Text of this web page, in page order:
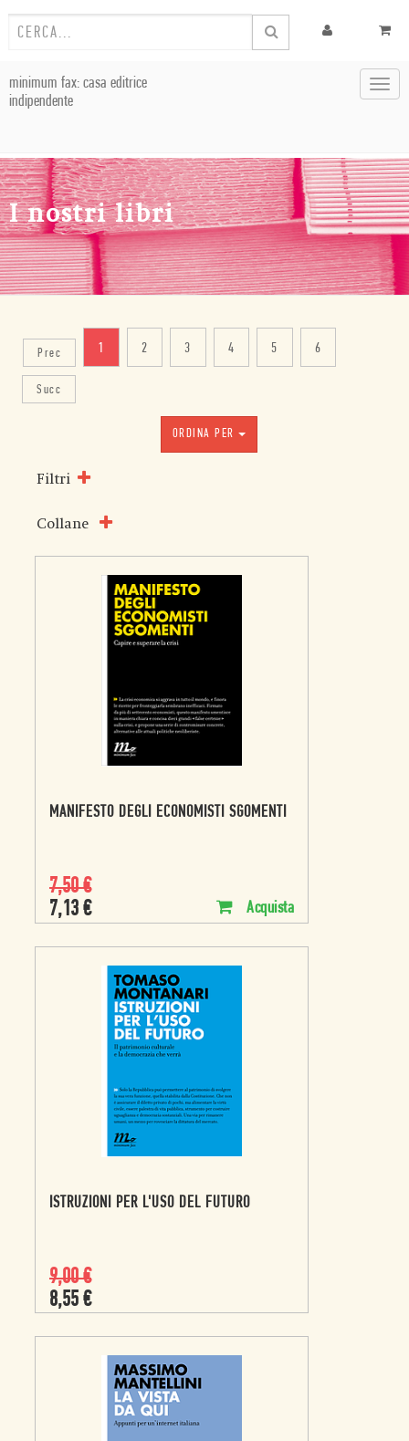
minimum fax: casa editrice
indipendente
I nostri libri
Prec 1 2 3 4 5 6
Succ
ORDINA PER
Filtri
Collane
MANIFESTO DEGLI ECONOMISTI SGOMENTI
7,50€
7,13 € Acquista
ISTRUZIONI PER L'USO DEL FUTURO
9,00€
8,55 €